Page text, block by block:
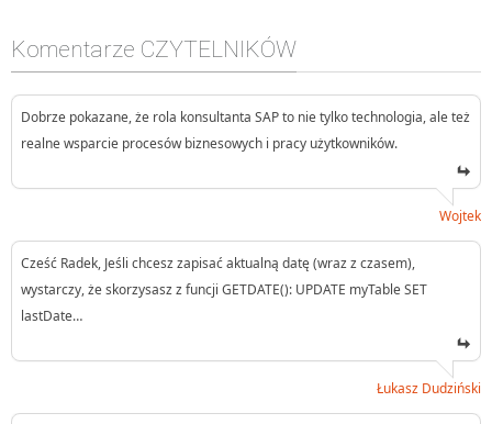
Komentarze CZYTELNIKÓW
Dobrze pokazane, że rola konsultanta SAP to nie tylko technologia, ale też
realne wsparcie procesów biznesowych i pracy użytkowników.
Wojtek
Cześć Radek, Jeśli chcesz zapisać aktualną datę (wraz z czasem),
wystarczy, że skorzysasz z funcji GETDATE(): UPDATE myTable SET
lastDate…
Łukasz Dudziński